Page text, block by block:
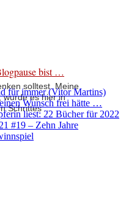
bist …
solltest. Meine
wurde es hier in
Schrittes ...
für immer (Vitor Martins)
Wunsch frei hätte …
liest: 22 Bücher für 2022
#19 – Zehn Jahre